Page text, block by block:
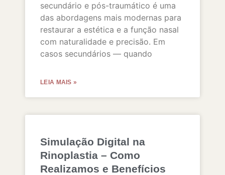
secundário e pós-traumático é uma
das abordagens mais modernas para
restaurar a estética e a função nasal
com naturalidade e precisão. Em
casos secundários — quando
LEIA MAIS »
Simulação Digital na
Rinoplastia – Como
Realizamos e Benefícios